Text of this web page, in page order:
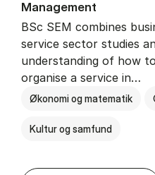
Man­age­ment
BSc SEM combines
service sector studies
understanding of how
organise a service in…
Økonomi og matematik
Kultur og samfund